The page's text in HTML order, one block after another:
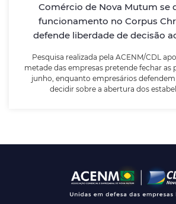
Comércio de Nova Mutum se
funcionamento no Corpus
defende liberdade de decisão
Pesquisa realizada pela ACENM/CDL
metade das empresas pretende fechar as
junho, enquanto empresários
decidir sobre a abertura dos
autonomia para decidir sobre a
estabelecimentos.
LEIA MAIS